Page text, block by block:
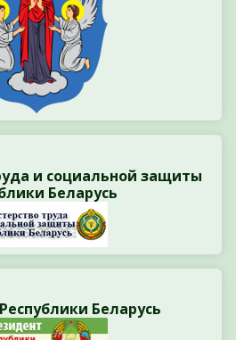
и социальной защиты
Беларусь
Беларусь